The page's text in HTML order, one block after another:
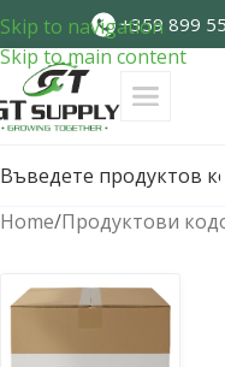
Skip to navigation
Skip to main content
+359 899
Home/Продуктови